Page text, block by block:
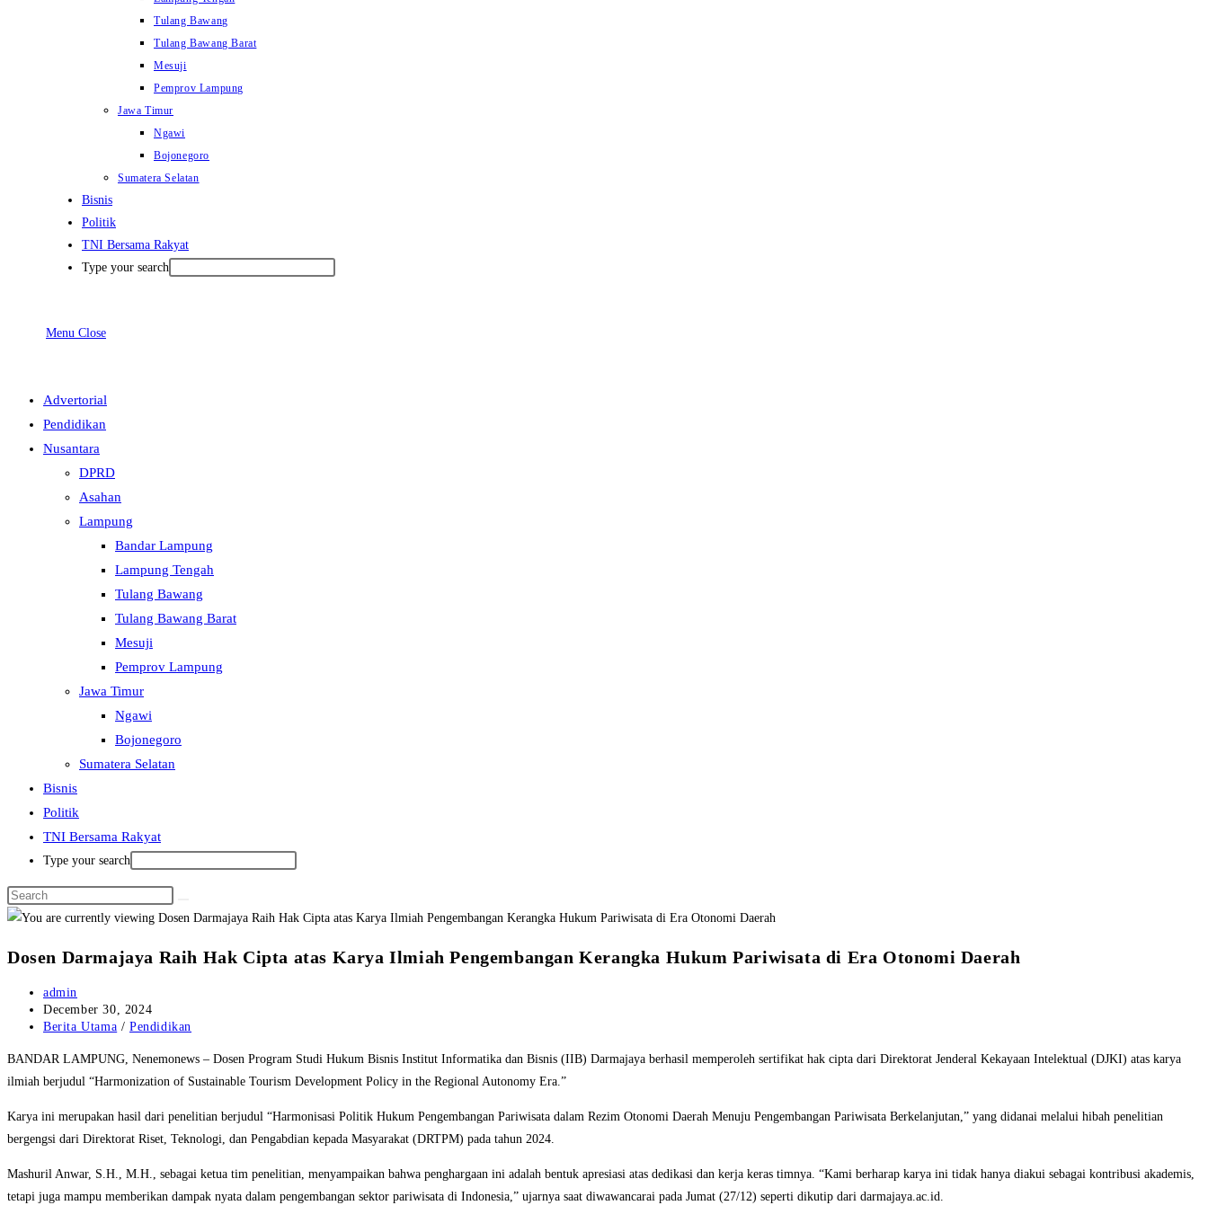
Tulang Bawang
Tulang Bawang Barat
Mesuji
Pemprov Lampung
Jawa Timur
Ngawi
Bojonegoro
Sumatera Selatan
Bisnis
Politik
TNI Bersama Rakyat
Type your search
Menu Close
Advertorial
Pendidikan
Nusantara
DPRD
Asahan
Lampung
Bandar Lampung
Lampung Tengah
Tulang Bawang
Tulang Bawang Barat
Mesuji
Pemprov Lampung
Jawa Timur
Ngawi
Bojonegoro
Sumatera Selatan
Bisnis
Politik
TNI Bersama Rakyat
Type your search
Dosen Darmajaya Raih Hak Cipta atas Karya Ilmiah Pengembangan Kerangka Hukum Pariwisata di Era Otonomi Daerah
Post
author:
admin
Post
published:
December 30, 2024
Post
Berita Utama / Pendidikan
BANDAR LAMPUNG, Nenemonews – Dosen Program Studi Hukum Bisnis Institut Informatika dan Bisnis (IIB) Darmajaya berhasil memperoleh sertifikat hak cipta dari Direktorat Jenderal Kekayaan Intelektual (DJKI) atas karya
ilmiah berjudul “Harmonization of Sustainable Tourism Development Policy in the Regional Autonomy Era.”
Karya ini merupakan hasil dari penelitian berjudul “Harmonisasi Politik Hukum Pengembangan Pariwisata dalam Rezim Otonomi Daerah Menuju Pengembangan Pariwisata Berkelanjutan,” yang didanai melalui hibah penelitian
bergengsi dari Direktorat Riset, Teknologi, dan Pengabdian kepada Masyarakat (DRTPM) pada tahun 2024.
Mashuril Anwar, S.H., M.H., sebagai ketua tim penelitian, menyampaikan bahwa penghargaan ini adalah bentuk apresiasi atas dedikasi dan kerja keras timnya. “Kami berharap karya ini tidak hanya diakui sebagai kontribusi akademis,
tetapi juga mampu memberikan dampak nyata dalam pengembangan sektor pariwisata di Indonesia,” ujarnya saat diwawancarai pada Jumat (27/12) seperti dikutip dari darmajaya.ac.id.